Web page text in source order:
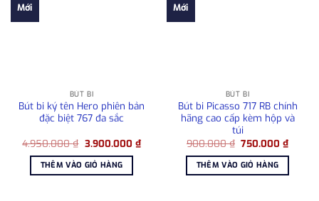
Mới
BÚT BI
Bút bi ký tên Hero phiên bản
đặc biệt 767 đa sắc
4.950.000₫ Giá
là:
4.950.000 ₫.
3.900.000 ₫Giá
hiện
3.900.000 ₫.
THÊM VÀO GIỎ HÀNG
Mới
BÚT BI
Bút bi Picasso 717 RB chính
hãng cao cấp kèm hộp và
túi
900.000₫ Giá
là:
900.000 ₫.
750.000₫Giá
hiện
THÊM VÀO GIỎ HÀNG